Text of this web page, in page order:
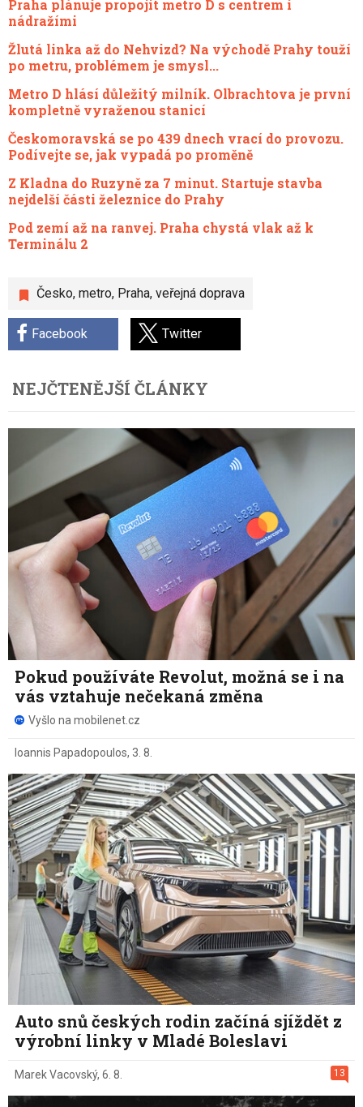
Česko, metro, Praha, veřejná doprava
Facebook Twitter
Praha plánuje propojit metro D s centrem i
nádražími
Žlutá linka až do Nehvizd? Na východě Prahy touží
po metru, problémem je smysl...
Metro D hlásí důležitý milník. Olbrachtova je první
kompletně vyraženou stanicí
Českomoravská se po 439 dnech vrací do provozu.
Podívejte se, jak vypadá po proměně
Z Kladna do Ruzyně za 7 minut. Startuje stavba
nejdelší části železnice do Prahy
Pod zemí až na ranvej. Praha chystá vlak až k
Terminálu 2
NEJČTENĚJŠÍ ČLÁNKY
Pokud používáte Revolut, možná se i na
vás vztahuje nečekaná změna
Vyšlo na mobilenet.cz
Ioannis Papadopoulos, 3. 8.
Auto snů českých rodin začíná sjíždět z
výrobní linky v Mladé Boleslavi
13
Marek Vacovský, 6. 8.